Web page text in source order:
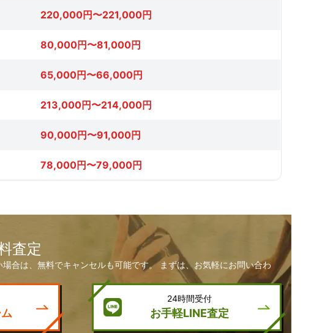
220,000円〜221,000円
80,000円〜81,000円
65,000円〜66,000円
213,000円〜214,000円
90,000円〜91,000円
78,000円〜79,000円
査定
合は、無料でキャンセルも可能です。 まずは、お気軽にお問い合わ
24時間受付
お手軽LINE査定